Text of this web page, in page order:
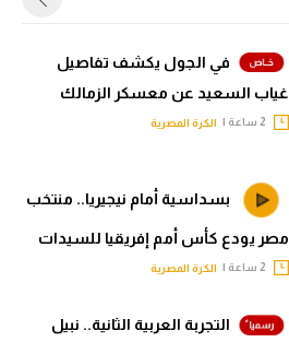
في الجول يكشف تفاصيل
غياب السعيد عن معسكر الزمالك
الكرة المصرية
بسداسية أمام نيجيريا.. منتخب
مصر يودع كأس أمم إفريقيا للسيدات
الكرة المصرية
التجربة العربية الثانية.. نبيل